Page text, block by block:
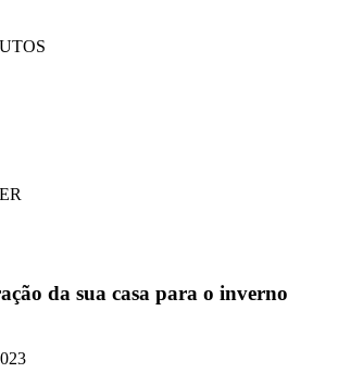
da sua casa para o inverno